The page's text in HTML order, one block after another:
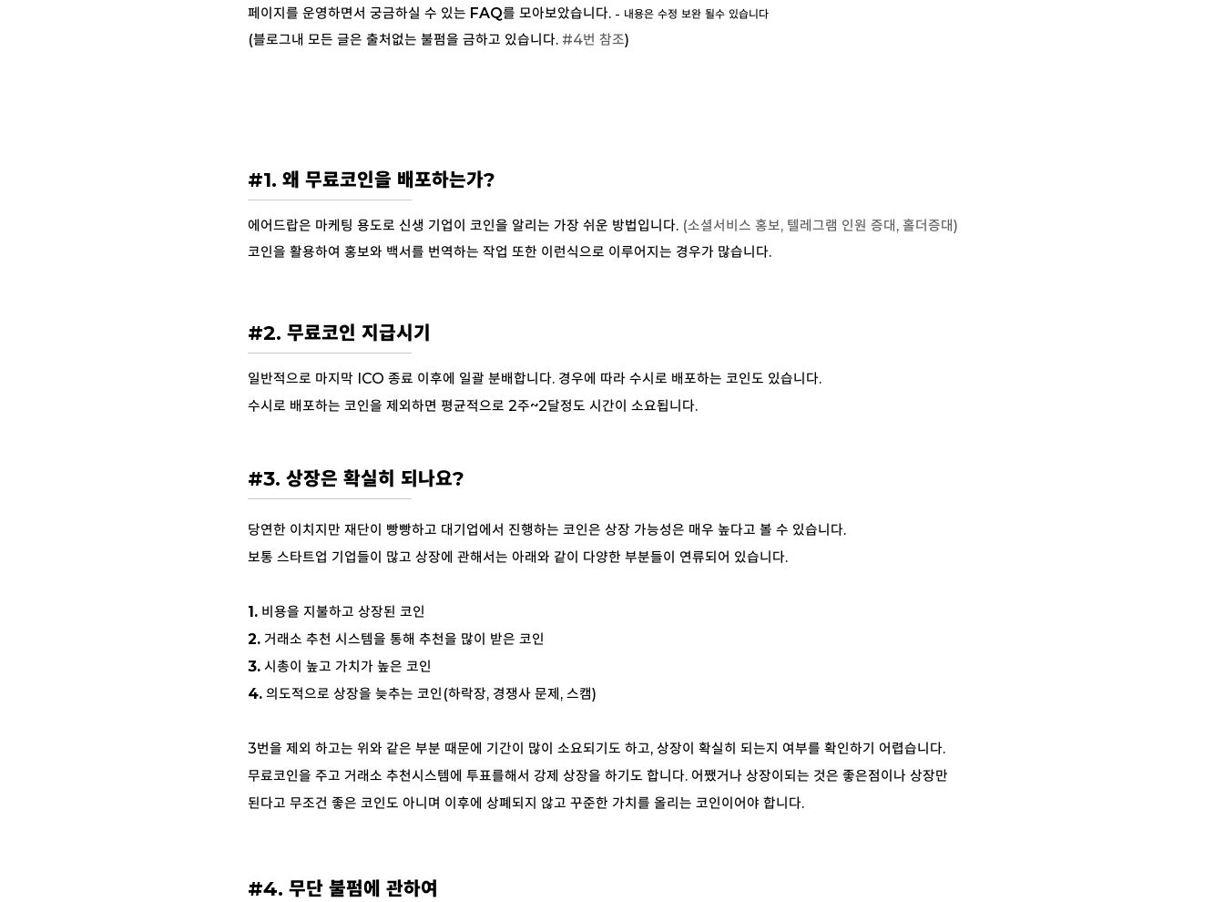
페이지를 운영하면서 궁금하실 수 있는 FAQ를 모아보았습니다. - 내용은 수정 보완 될수 있습니다
(블로그내 모든 글은 출처없는 불펌을 금하고 있습니다. #4번 참조)
#1. 왜 무료코인을 배포하는가?
에어드랍은 마케팅 용도로 신생 기업이 코인을 알리는 가장 쉬운 방법입니다. (소셜서비스 홍보, 텔레그램 인원 증대, 홀더증대)
코인을 활용하여 홍보와 백서를 번역하는 작업 또한 이런식으로 이루어지는 경우가 많습니다.
#2. 무료코인 지급시기
일반적으로 마지막 ICO 종료 이후에 일괄 분배합니다. 경우에 따라 수시로 배포하는 코인도 있습니다.
수시로 배포하는 코인을 제외하면 평균적으로 2주~2달정도 시간이 소요됩니다.
#3. 상장은 확실히 되나요?
당연한 이치지만 재단이 빵빵하고 대기업에서 진행하는 코인은 상장 가능성은 매우 높다고 볼 수 있습니다.
보통 스타트업 기업들이 많고 상장에 관해서는 아래와 같이 다양한 부분들이 연류되어 있습니다.
1. 비용을 지불하고 상장된 코인
2. 거래소 추천 시스템을 통해 추천을 많이 받은 코인
3. 시총이 높고 가치가 높은 코인
4. 의도적으로 상장을 늦추는 코인(하락장, 경쟁사 문제, 스캠)
3번을 제외 하고는 위와 같은 부분 때문에 기간이 많이 소요되기도 하고, 상장이 확실히 되는지 여부를 확인하기 어렵습니다.
무료코인을 주고 거래소 추천시스템에 투표를해서 강제 상장을 하기도 합니다. 어쨌거나 상장이되는 것은 좋은점이나 상장만
된다고 무조건 좋은 코인도 아니며 이후에 상폐되지 않고 꾸준한 가치를 올리는 코인이어야 합니다.
#4. 무단 불펌에 관하여